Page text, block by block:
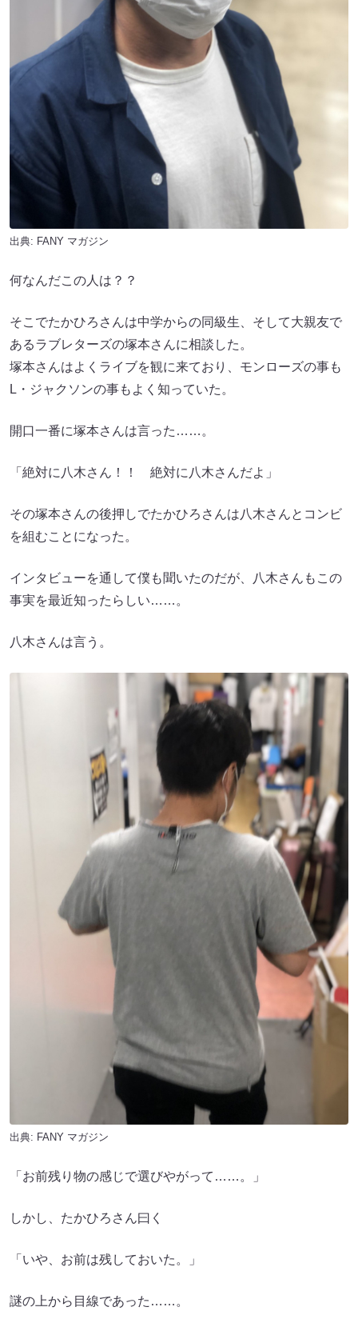
出典: FANY マガジン
何なんだこの人は？？
そこでたかひろさんは中学からの同級生、そして大親友で
あるラブレターズの塚本さんに相談した。
塚本さんはよくライブを観に来ており、モンローズの事も
L・ジャクソンの事もよく知っていた。
開口一番に塚本さんは言った……。
「絶対に八木さん！！ 絶対に八木さんだよ」
その塚本さんの後押しでたかひろさんは八木さんとコンビ
を組むことになった。
インタビューを通して僕も聞いたのだが、八木さんもこの
事実を最近知ったらしい……。
八木さんは言う。
出典: FANY マガジン
「お前残り物の感じで選びやがって……。」
しかし、たかひろさん曰く
「いや、お前は残しておいた。」
謎の上から目線であった……。